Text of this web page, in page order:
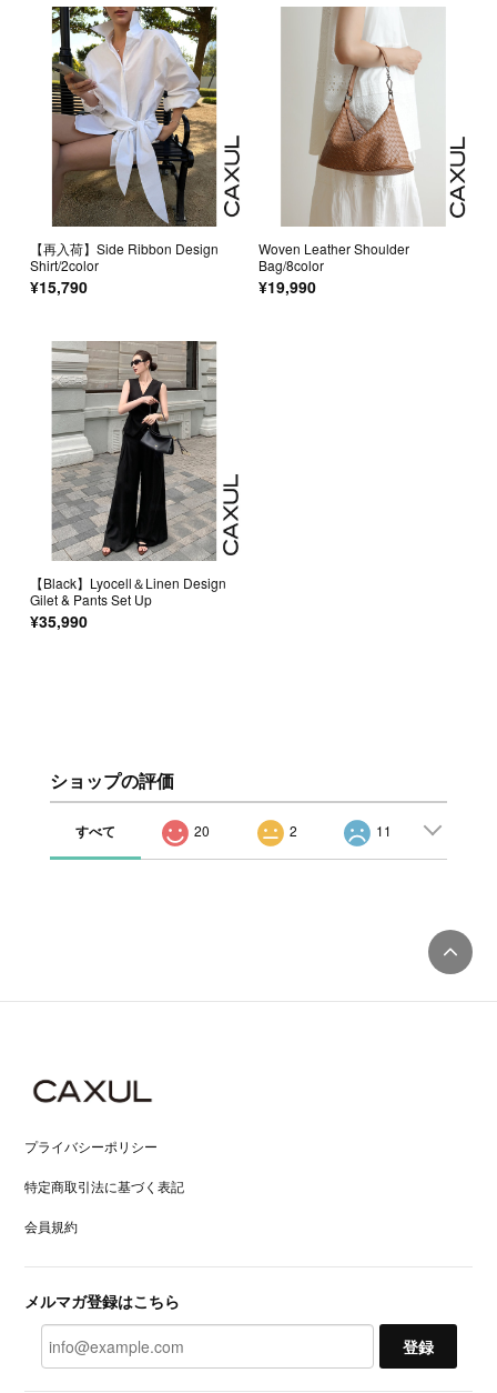
【再入荷】Side Ribbon Design
Shirt/2color
¥15,790
Woven Leather Shoulder
Bag/8color
¥19,990
【Black】Lyocell＆Linen Design
Gilet & Pants Set Up
¥35,990
ショップの評価
すべて 20 2 11
プライバシーポリシー
特定商取引法に基づく表記
会員規約
メルマガ登録はこちら
登録